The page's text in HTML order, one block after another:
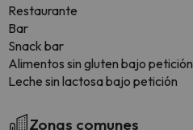
Restaurante
Bar
Snack bar
Alimentos sin gluten bajo petición
Leche sin lactosa bajo petición
Zonas comunes